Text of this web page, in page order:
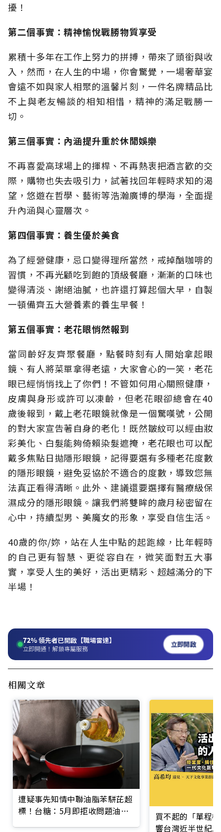
擾！
第二個事實：精神愉悅戰勝物質享受
累積十多年在工作上努力的拼搏，帶來了頭銜與收
入，然而，在人生的中場，你會驚覺，一場奢華宴
會遠不如與家人相聚的溫馨片刻，一件名牌精品比
不上與老友暢談的相知相惜，精神的滿足戰勝一
切。
第三個事實：內涵提升重於休閒娛樂
不再喜愛高球場上的揮桿、不再熱衷把酒言歡的交
際，購物也失去吸引力，試著找回年輕時求知的渴
望，悠遊在哲學、藝術等浩瀚廣博的學海，全面提
升內涵與心靈層次。
第四個事實：養生優於美食
為了經營健康，忌口變得理所當然，戒掉酗咖啡的
習慣，不再光顧吃到飽的頂級餐廳，漸漸的口味也
變得清淡、謝絕油膩，也許還打算起個大早，自製
一頓備齊五大營養素的養生早餐！
第五個事實：老花眼悄然報到
當同齡好友齊聚餐廳，點餐時刻有人開始拿起眼
鏡、有人將菜單拿得老遠，大家會心的一笑，老花
眼已經悄悄找上了你們！不管如何用心關照健康，
皮膚與身形或許可以凍齡，但老花眼卻總會在40
歲後報到，戴上老花眼鏡就像是一個驚嘆號，公開
的對大家宣告著自身的老化！既然皺紋可以經由妝
彩美化、白髮能夠倚賴染髮遮掩，老花眼也可以配
戴多焦點日拋隱形眼鏡，記得要選有多種老花度數
的隱形眼鏡，避免妥協於不適合的度數，導致您無
法真正看得清晰。此外、建議還要選擇有醫療級保
濕成分的隱形眼鏡。讓我們將雙眸的歲月秘密留在
心中，持續型男、美魔女的形象，享受自信生活。
40歲的你/妳，站在人生中點的起跑線，比年輕時
的自己更有智慧、更從容自在，微笑面對五大事
實，享受人生的美好，活出更精彩、超越滿分的下
半場！
72%領先者已開啟【職場雷達】
立即開通！解鎖專屬服務 立即開啟
相關文章
遭疑事先知情中聯油脂苯駢芘超
標！台糖：5月即拒收問題油，
買不起的「單程
響台灣近半世紀